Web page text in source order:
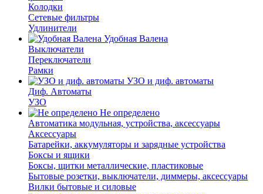
Колодки
Сетевые фильтры
Удлинители
Удобная Валена
Выключатели
Переключатели
Рамки
УЗО и диф. автоматы
Диф. Автоматы
УЗО
Не определено
Автоматика модульная, устройства, аксессуары
Аксессуары
Батарейки, аккумуляторы и зарядные устройства
Боксы и ящики
Боксы, щитки металлические, пластиковые
Бытовые розетки, выключатели, диммеры, аксессуары
Вилки бытовые и силовые